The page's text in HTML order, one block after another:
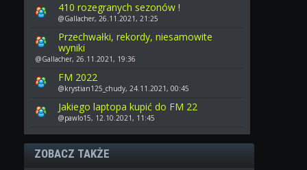
410 rozegranych sezonów !
@Gallacher, 26.11.2021, 21:25
Przechwałki, rekordy, niesamowite
wyniki
@Gallacher, 26.11.2021, 19:36
FM 2022
@krystian125_chudy, 24.11.2021, 00:45
Jakiego laptopa kupić do FM 22
@pawlo15, 12.10.2021, 11:45
ZOBACZ TAKŻE